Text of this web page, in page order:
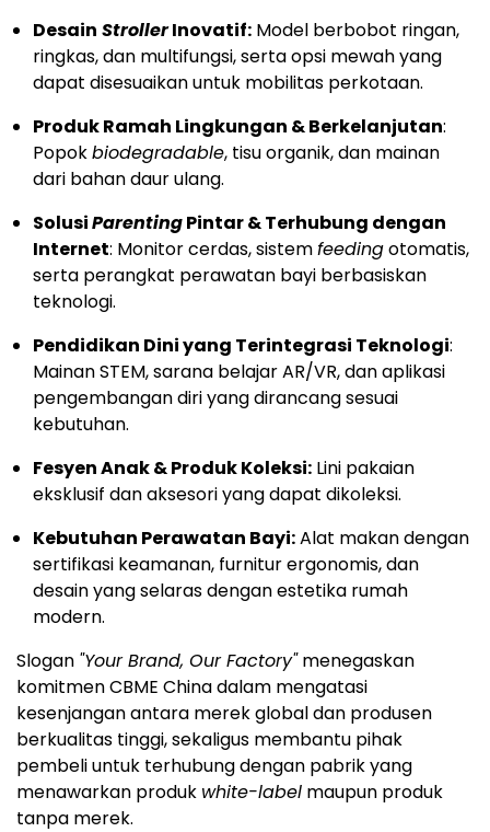
Desain StrollerInovatif: Model berbobot ringan,
ringkas, dan multifungsi, serta opsi mewah yang
dapat disesuaikan untuk mobilitas perkotaan.
Produk Ramah Lingkungan & Berkelanjutan:
Popokbiodegradable, tisu organik, dan mainan
dari bahan daur ulang.
SolusiParentingPintar & Terhubung dengan
Internet: Monitor cerdas, sistemfeedingotomatis,
serta perangkat perawatan bayi berbasiskan
teknologi.
Pendidikan Dini yang Terintegrasi Teknologi:
Mainan STEM, sarana belajar AR/VR, dan aplikasi
pengembangan diri yang dirancang sesuai
kebutuhan.
Fesyen Anak & Produk Koleksi: Lini pakaian
eksklusif dan aksesori yang dapat dikoleksi.
Kebutuhan Perawatan Bayi:Alat makan dengan
sertifikasi keamanan, furnitur ergonomis, dan
desain yang selaras dengan estetika rumah
modern.
Slogan "Your Brand, Our Factory"menegaskan
komitmen CBME China dalam mengatasi
kesenjangan antara merek global dan produsen
berkualitas tinggi, sekaligus membantu pihak
pembeli untuk terhubung dengan pabrik yang
menawarkan produk white-label maupun produk
tanpa merek.